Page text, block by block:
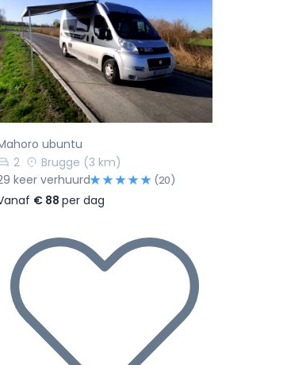
Vorige Volgende
ubuntu
2
Brugge (3 km)
keer verhuurd
(20)
€ 88per dag